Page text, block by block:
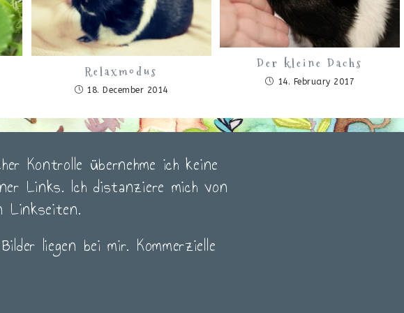
Relaxmodus
18. December 2014
Der kleine Dachs
14. February 2017
Kontrolle übernehme ich keine
Links. Ich distanziere mich von
Linkseiten.
liegen bei mir. Kommerzielle